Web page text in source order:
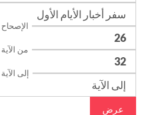
الإصحاح
من الآية
إلى الآية
عرض